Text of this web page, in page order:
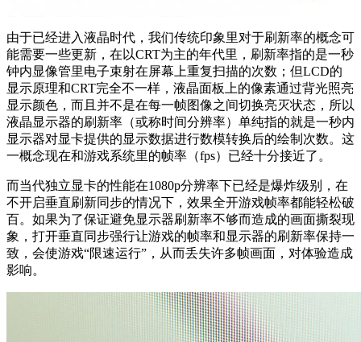
由于已经进入液晶时代，我们传统印象里对于刷新率的概念可
能需要一些更新，在以CRT为主的年代里，刷新率指的是一秒
钟内显像管里电子束射在屏幕上重复扫描的次数；但LCD的
显示原理和CRT完全不一样，液晶面板上的像素通过背光照亮
显示颜色，而且并不是在每一帧图像之间切换亮灭状态，所以
液晶显示器的刷新率（或称时间分辨率）单纯指的就是一秒内
显示器对显卡提供的显示数据进行数模转换后的绘制次数。这
一概念现在和游戏系统里的帧率（fps）已经十分接近了。
而当代独立显卡的性能在1080p分辨率下已经是爆炸级别，在
不开启垂直刷新同步的情况下，效果全开游戏帧率都能轻松破
百。如果为了保证避免显示器刷新率不够而造成的画面撕裂现
象，打开垂直同步强行让游戏的帧率和显示器的刷新率保持一
致，会使游戏“限速运行”，从而丢失许多帧画面，对体验造成
影响。